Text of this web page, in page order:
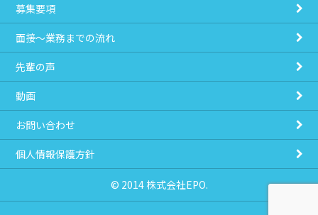
募集要項
面接～業務までの流れ
先輩の声
動画
お問い合わせ
個人情報保護方針
© 2014 株式会社EPO.